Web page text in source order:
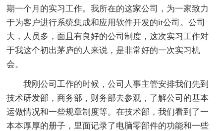
期一个月的实习工作。我所在的这家公司，为一家致力
于为客户进行系统集成和应用软件开发的it公司。公司
大，人员多，面且有良好的公司制度，这次实习工作对
于我这个初出茅庐的人来说，是非常好的一次实习机
会。
我刚公司工作的时候，公司人事主管安排我们先到
技术研发部，商务部，财务部去参观，了解公司的基本
运做情况和一些规章制度等。在技术部，我们看到了一
本本厚厚的册子，里面记录了电脑零部件的功能和一些